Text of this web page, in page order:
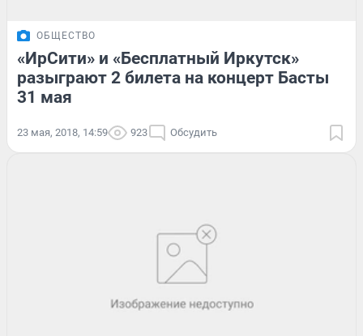
ОБЩЕСТВО
«ИрСити» и «Бесплатный Иркутск»
разыграют 2 билета на концерт Басты
31 мая
23 мая, 2018, 14:59 923 Обсудить